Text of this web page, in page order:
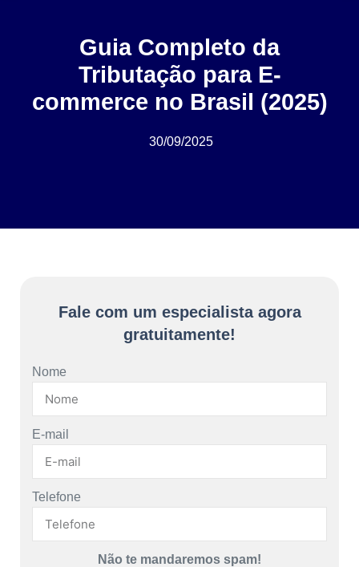
Guia Completo da
Tributação para E-
commerce no Brasil (2025)
30/09/2025
Fale com um especialista agora
gratuitamente!
Nome
E-mail
Telefone
Não te mandaremos spam!